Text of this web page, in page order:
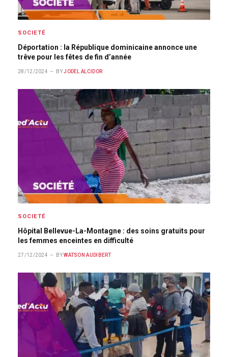
SOCIETÉ
Déportation : la République dominicaine annonce une
trêve pour les fêtes de fin d’année
28/12/2024 BY JODEL ALCIDOR
SOCIETÉ
Hôpital Bellevue-La-Montagne : des soins gratuits pour
les femmes enceintes en difficulté
27/12/2024 BY WATSON AUDIBERT